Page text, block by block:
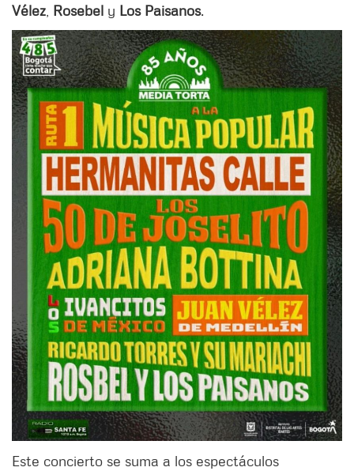
Vélez Rosebel y Los Paisanos.
Este concierto se suma a los espectáculos